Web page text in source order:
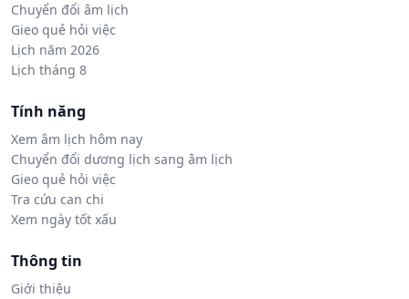
Chuyển đổi âm lịch
Gieo quẻ hỏi việc
Lịch năm 2026
Lịch tháng 8
Tính năng
Xem âm lịch hôm nay
Chuyển đổi dương lịch sang âm lịch
Gieo quẻ hỏi việc
Tra cứu can chi
Xem ngày tốt xấu
Thông tin
Giới thiệu